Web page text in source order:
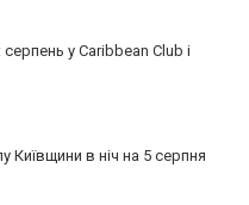
у Caribbean Club і
Київщини в ніч на 5 серпня